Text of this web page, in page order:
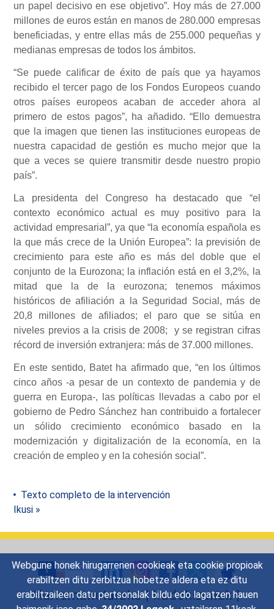
Webgune honek hirugarrenen cookieak eta cookie propioak
erabiltzen ditu zerbitzua hobetze aldera eta ez ditu
erabiltzaileen datu pertsonalak bildu edo lagatzen hauen
un papel decisivo en ese objetivo”. Hoy más de 27.000
millones de euros están en manos de 280.000 empresas
beneficiadas, y entre ellas más de 255.000 pequeñas y
medianas empresas de todos los ámbitos.
“Se puede calificar de éxito de país que ya hayamos
recibido el tercer pago de los Fondos Europeos cuando
otros países europeos acaban de acceder ahora al
primero de estos pagos”, ha añadido. “Ello demuestra
que la imagen que tienen las instituciones europeas de
nuestra capacidad de gestión es mucho mejor que la
que a veces se quiere transmitir desde nuestro propio
país”.
La presidenta del Congreso ha destacado que “el
contexto económico actual es muy positivo para la
actividad empresarial”, ya que “la economía española es
la que más crece de la Unión Europea”: la previsión de
crecimiento para este año es más del doble que el
conjunto de la Eurozona; la inflación está en el 3,2%, la
mitad que la de la eurozona; tenemos máximos
históricos de afiliación a la Seguridad Social, más de
20,8 millones de afiliados; el paro que se sitúa en
niveles previos a la crisis de 2008; y se registran cifras
récord de inversión extranjera: más de 37.000 millones.
En este sentido, Batet ha afirmado que, “en los últimos
cinco años -a pesar de un contexto de pandemia y de
guerra en Europa-, las políticas llevadas a cabo por el
gobierno de Pedro Sánchez han contribuido a fortalecer
un sólido crecimiento económico basado en la
modernización y digitalización de la economía, en la
creación de empleo y en la cohesión social”.
Texto completo de la intervención
Ikusi »
Harremanetarako|Iradokizunak|